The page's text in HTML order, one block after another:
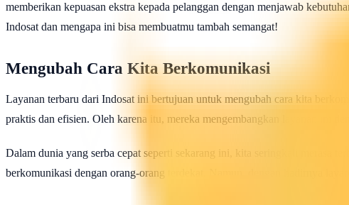
memberikan kepuasan ekstra kepada pelanggan dengan menjawab
Indosat dan mengapa ini bisa membuatmu tambah semangat!
Mengubah Cara Kita Berkomunikasi
Layanan terbaru dari Indosat ini bertujuan untuk mengubah cara kita
praktis dan efisien. Oleh karena itu, mereka mengembangkan layanan ini
Dalam dunia yang serba cepat seperti sekarang ini, kita seringkali merasa
berkomunikasi dengan orang-orang terdekat. Namun, dengan hadirnya